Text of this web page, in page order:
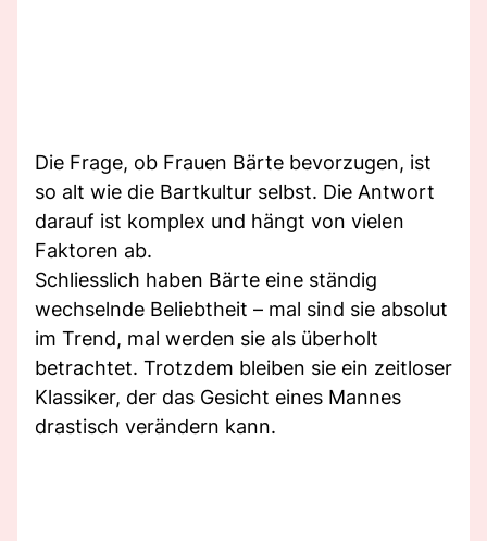
Die Frage, ob Frauen Bärte bevorzugen, ist
so alt wie die Bartkultur selbst. Die Antwort
darauf ist komplex und hängt von vielen
Faktoren ab.
Schliesslich haben Bärte eine ständig
wechselnde Beliebtheit – mal sind sie absolut
im Trend, mal werden sie als überholt
betrachtet. Trotzdem bleiben sie ein zeitloser
Klassiker, der das Gesicht eines Mannes
drastisch verändern kann.